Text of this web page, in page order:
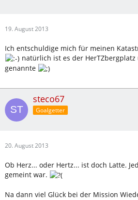
19. August 2013
Ich entschuldige mich für meinen
natürlich ist es der
genannte
steco67
Goalgetter
20. August 2013
Ob Herz... oder Hertz... ist doch Latte.
gemeint war.
Na dann viel Glück bei der Mission